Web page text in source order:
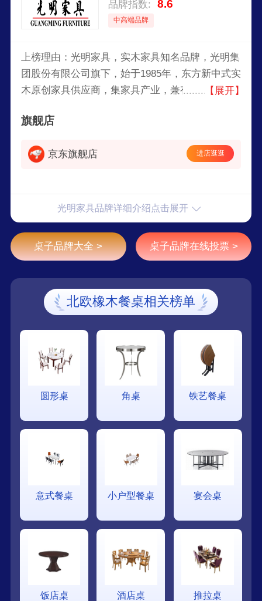
品牌指数: 8.6
中高端品牌
上榜理由：光明家具，实木家具知名品牌，光明集
团股份有限公司旗下，始于1985年，东方新中式实
木原创家具供应商，集家具产业，兼有化工、包装
【展开】
旗舰店
京东旗舰店 进店逛逛
光明家具品牌详细介绍点击展开
桌子品牌大全 > 桌子品牌在线投票 >
北欧橡木餐桌相关榜单
圆形桌 角桌 铁艺餐桌
意式餐桌 小户型餐桌 宴会桌
饭店桌 酒店桌 推拉桌